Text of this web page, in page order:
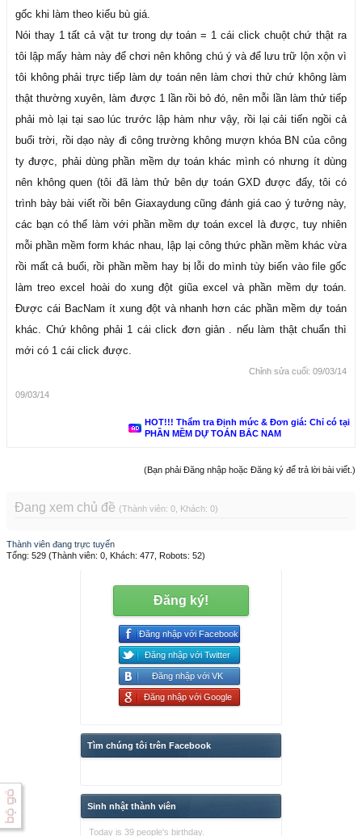
gốc khi làm theo kiểu bù giá.
Nói thay 1 tất cả vật tư trong dự toán = 1 cái click chuột chứ thật ra
tôi lập mấy hàm này để chơi nên không chú ý và để lưu trữ lộn xộn vì
tôi không phải trực tiếp làm dự toán nên làm chơi thử chứ không làm
thật thường xuyên, làm được 1 lần rồi bỏ đó, nên mỗi lần làm thử tiếp
phải mò lại tại sao lúc trước lập hàm như vậy, rồi lại cải tiến ngồi cả
buổi trời, rồi dạo này đi công trường không mượn khóa BN của công
ty được, phải dùng phần mềm dự toán khác mình có nhưng ít dùng
nên không quen (tôi đã làm thử bên dự toán GXD được đấy, tôi có
trình bày bài viết rồi bên Giaxaydung cũng đánh giá cao ý tưởng này,
các bạn có thể làm với phần mềm dự toán excel là được, tuy nhiên
mỗi phần mềm form khác nhau, lập lại công thức phần mềm khác vừa
rồi mất cả buổi, rồi phần mềm hay bị lỗi do mình tùy biến vào file gốc
làm treo excel hoài do xung đột giũa excel và phần mềm dự toán.
Được cái BacNam ít xung đột và nhanh hơn các phần mềm dự toán
khác. Chứ không phải 1 cái click đơn giản . nếu làm thật chuẩn thì
mới có 1 cái click được.
Chỉnh sửa cuối: 09/03/14
09/03/14
HOT!!! Thẩm tra Định mức & Đơn giá: Chỉ có tại
PHẦN MỀM DỰ TOÁN BẮC NAM
(Bạn phải Đăng nhập hoặc Đăng ký để trả lời bài viết.)
Đang xem chủ đề (Thành viên: 0, Khách: 0)
Thành viên đang trực tuyến
Tổng: 529 (Thành viên: 0, Khách: 477, Robots: 52)
Đăng ký!
Đăng nhập với Facebook
Đăng nhập với Twitter
Đăng nhập với VK
Đăng nhập với Google
Tìm chúng tôi trên Facebook
Sinh nhật thành viên
Today is 39 people's birthday.